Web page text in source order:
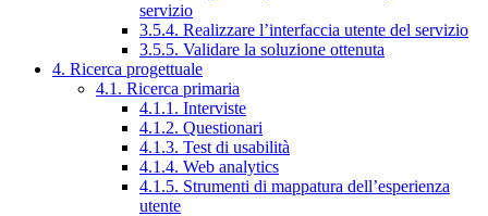
servizio
3.5.4. Realizzare l’interfaccia utente del servizio
3.5.5. Validare la soluzione ottenuta
4. Ricerca progettuale
4.1. Ricerca primaria
4.1.1. Interviste
4.1.2. Questionari
4.1.3. Test di usabilità
4.1.4. Web analytics
4.1.5. Strumenti di mappatura dell’esperienza
utente